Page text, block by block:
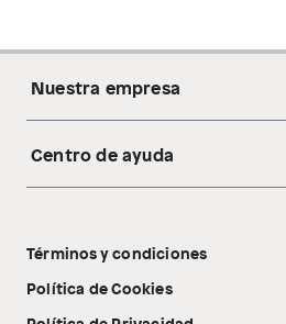
Nuestra empresa
Acerca de nosotros
Tecnología Pillow Walk
Centro de ayuda
Libro de reclamaciones
Términos y condiciones
Política de Cookies